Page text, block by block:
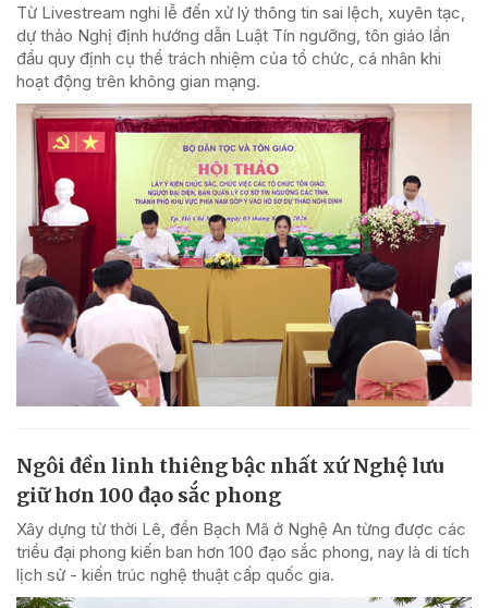
Từ Livestream nghi lễ đến xử lý thông tin sai lệch, xuyên tạc,
dự thảo Nghị định hướng dẫn Luật Tín ngưỡng, tôn giáo lần
đầu quy định cụ thể trách nhiệm của tổ chức, cá nhân khi
hoạt động trên không gian mạng.
Ngôi đền linh thiêng bậc nhất xứ Nghệ lưu
giữ hơn 100 đạo sắc phong
Xây dựng từ thời Lê, đền Bạch Mã ở Nghệ An từng được các
triều đại phong kiến ban hơn 100 đạo sắc phong, nay là di tích
lịch sử - kiến trúc nghệ thuật cấp quốc gia.